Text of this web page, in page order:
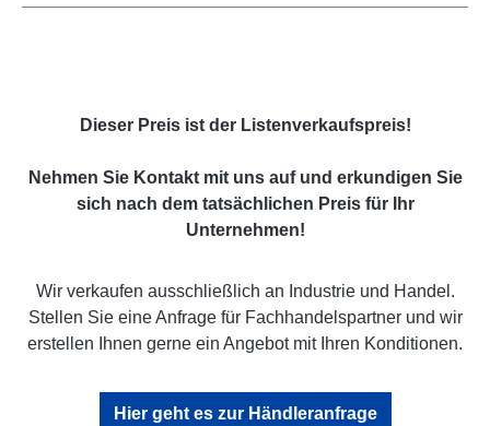
Dieser Preis ist der Listenverkaufspreis!
Nehmen Sie Kontakt mit uns auf und erkundigen Sie
sich nach dem tatsächlichen Preis für Ihr
Unternehmen!
Wir verkaufen ausschließlich an Industrie und Handel.
Stellen Sie eine Anfrage für Fachhandelspartner und wir
erstellen Ihnen gerne ein Angebot mit Ihren Konditionen.
Hier geht es zur Händleranfrage